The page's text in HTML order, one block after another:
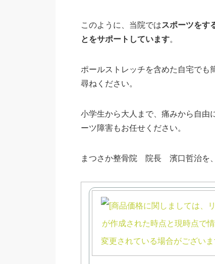
このように、当院ではスポーツをす
とをサポートしています。
ポールストレッチを含めた自宅でも
尋ねください。
小学生から大人まで、痛みから自由
ーツ障害もお任せください。
まつさか整骨院 院長 濱口哲治を